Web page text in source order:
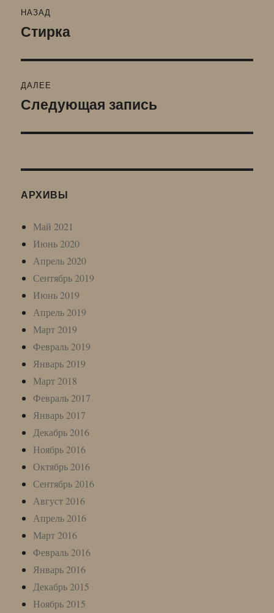
по
НАЗАД
Предыдущая
Стирка
ДАЛЕЕ
Следующая
Следующая запись
АРХИВЫ
Май 2021
Июнь 2020
Апрель 2020
Сентябрь 2019
Июнь 2019
Апрель 2019
Март 2019
Февраль 2019
Январь 2019
Март 2018
Февраль 2017
Январь 2017
Декабрь 2016
Ноябрь 2016
Октябрь 2016
Сентябрь 2016
Август 2016
Апрель 2016
Март 2016
Февраль 2016
Январь 2016
Декабрь 2015
Ноябрь 2015